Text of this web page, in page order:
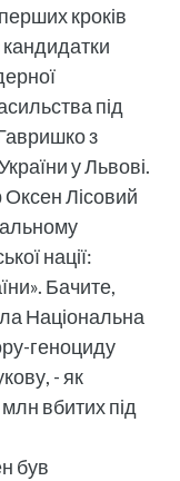
кроків
кандидатки
під
з
у Львові.
Оксен Лісовий
нації:
Бачите,
Національна
геноциду
- як
вбитих під
був